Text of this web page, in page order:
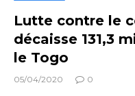
Lutte contre le
décaisse 131,3
le Togo
05/04/2020 0